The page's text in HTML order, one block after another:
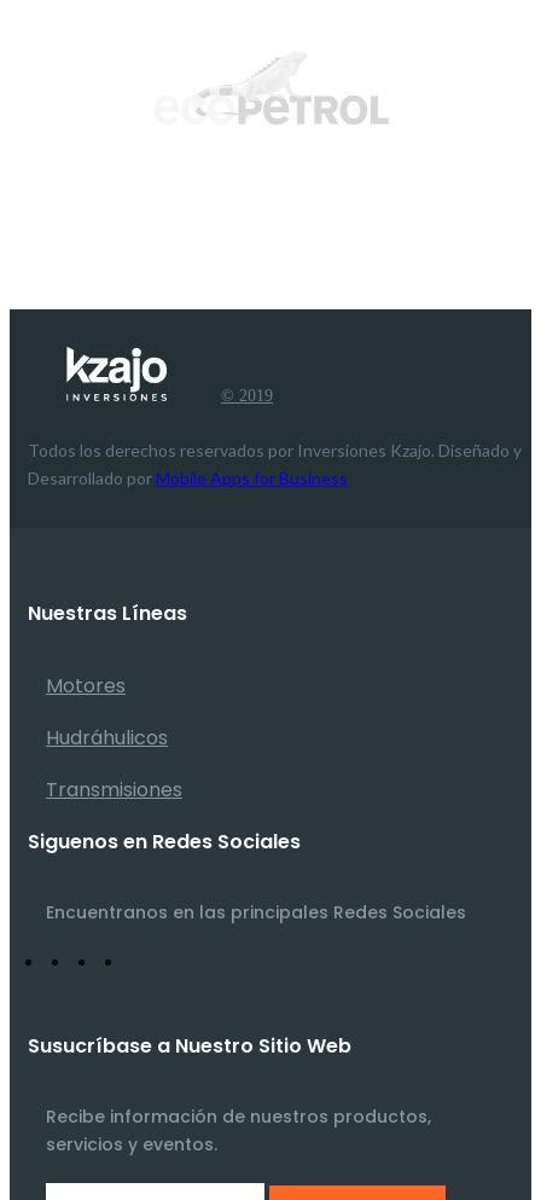
© 2019
Todos los derechos reservados por Inversiones Kzajo. Diseñado y
Desarrollado porMobile Apps for Business
Nuestras Líneas
Motores
Hudráhulicos
Transmisiones
Siguenos en Redes Sociales
Encuentranos en las principales Redes Sociales
Susucríbase a Nuestro Sitio Web
Recibe información de nuestros productos,
servicios y eventos.